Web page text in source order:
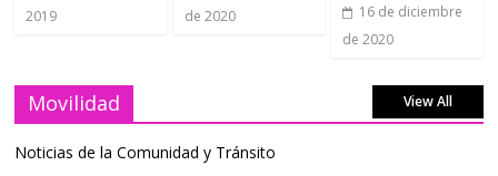
2019
de 2020
16 de diciembre
de 2020
Movilidad View All
Noticias de la Comunidad y Tránsito